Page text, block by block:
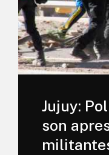
Jujuy:
son